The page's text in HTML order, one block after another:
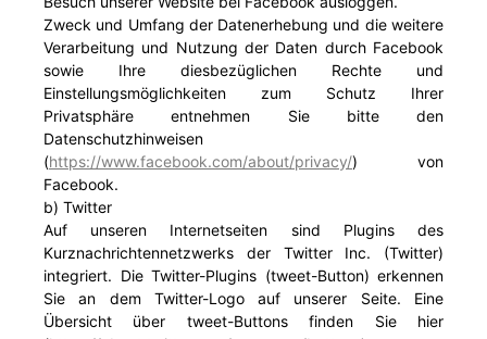
Zweck und Umfang der Datenerhebung und die weitere
Verarbeitung und Nutzung der Daten durch Facebook
sowie Ihre diesbezüglichen Rechte und
Einstellungsmöglichkeiten zum Schutz Ihrer
Privatsphäre entnehmen Sie bitte den
Datenschutzhinweisen
(https://www.facebook.com/about/privacy/) von
Facebook.
b) Twitter
Auf unseren Internetseiten sind Plugins des
Kurznachrichtennetzwerks der Twitter Inc. (Twitter)
integriert. Die Twitter-Plugins (tweet-Button) erkennen
Sie an dem Twitter-Logo auf unserer Seite. Eine
Übersicht über tweet-Buttons finden Sie hier